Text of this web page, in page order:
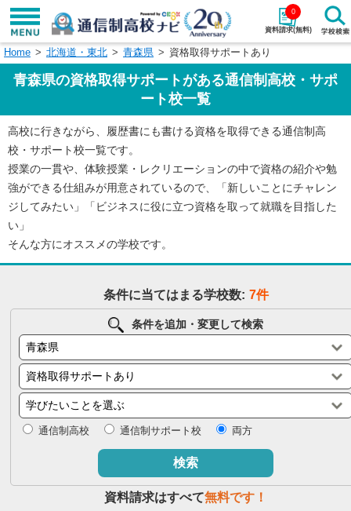
資料請求(無料)
0
学校名で探す
エリアから探す 特徴から探す
エリアを選択して探す
関東 北海道・東北
東海
九州・沖縄
Home 北海道・東北 青森県 資格取得サポートあり
青森県の資格取得サポートがある通信制高校・サポ
ート校一覧
高校に行きながら、履歴書にも書ける資格を取得できる通信制高
校・サポート校一覧です。
授業の一貫や、体験授業・レクリエーションの中で資格の紹介や勉
強ができる仕組みが用意されているので、「新しいことにチャレン
ジしてみたい」「ビジネスに役に立つ資格を取って就職を目指した
い」
そんな方にオススメの学校です。
条件に当てはまる学校数: 7件
条件を追加・変更して検索
通信制高校 通信制サポート校 両方
検索
資料請求はすべて無料です！